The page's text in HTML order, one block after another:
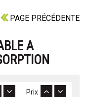
PAGE PRÉCÉDENTE
A
Prix